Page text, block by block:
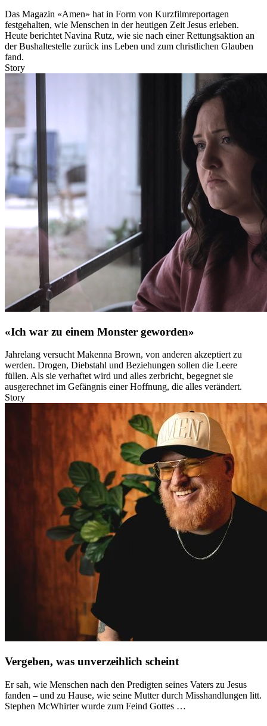
Das Magazin «Amen» hat in Form von Kurzfilmreportagen
festgehalten, wie Menschen in der heutigen Zeit Jesus erleben.
Heute berichtet Navina Rutz, wie sie nach einer Rettungsaktion an
der Bushaltestelle zurück ins Leben und zum christlichen Glauben
fand.
Story
«Ich war zu einem Monster geworden»
Jahrelang versucht Makenna Brown, von anderen akzeptiert zu
werden. Drogen, Diebstahl und Beziehungen sollen die Leere
füllen. Als sie verhaftet wird und alles zerbricht, begegnet sie
ausgerechnet im Gefängnis einer Hoffnung, die alles verändert.
Story
Vergeben, was unverzeihlich scheint
Er sah, wie Menschen nach den Predigten seines Vaters zu Jesus
fanden – und zu Hause, wie seine Mutter durch Misshandlungen litt.
Stephen McWhirter wurde zum Feind Gottes …